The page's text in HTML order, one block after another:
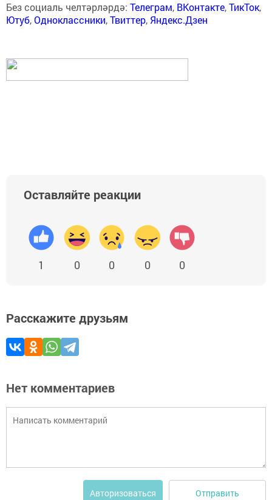
Без социаль челтәрләрдә: Телеграм, ВКонтакте,ТикТок,
Ютуб,Одноклассники,Твиттер, Яндекс.Дзен
Оставляйте реакции
1 0 0 0 0
Расскажите друзьям
Нет комментариев
Авторизоваться Отправить